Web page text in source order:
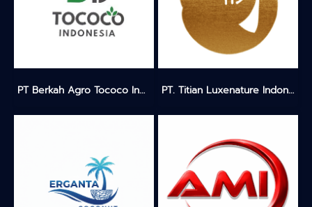
PT Berkah Agro Tococo Indonesia PT. Titian Luxenature Indonesia